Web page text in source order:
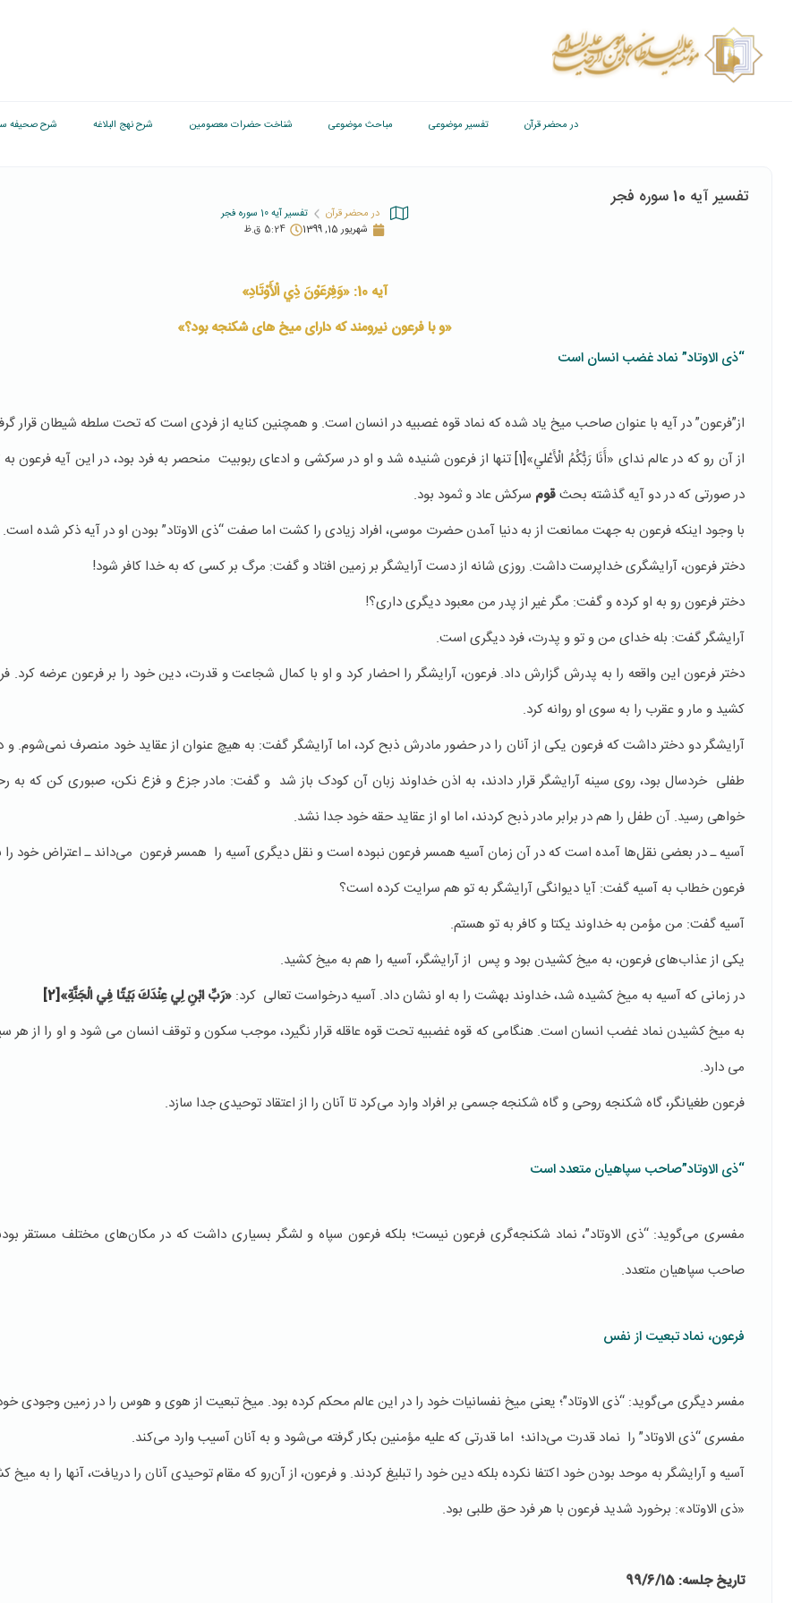
در محضر قرآن تفسیر موضوعی مباحث موضوعی شناخت حضرات معصومین شرح نهج البلاغه شرح صحیفه
تفسیر آیه 10 سوره فجر
در محضر قرآن
تفسیر آیه 10 سوره فجر
شهریور 15, 1399
5:24 ق.ظ
آیه 10: «وَفِرْعَوْنَ ذِي الْأَوْتَادِ»
«و با فرعون نیرومند که دارای میخ های شکنجه بود؟»
“ذی الاوتاد” نماد غضب انسان است
از”فرعون” در آیه با عنوان صاحب میخ یاد شده که نماد قوه غصبیه در انسان است. و همچنین کنایه از فردی است که تحت سلطه شیطان قرار
از آن رو که در عالم ندای «أَنَا رَبُّکُمُ الْأَعْلي»[1] تنها از فرعون شنیده شد و او در سرکشی و ادعای ربوبیت منحصر به فرد بود، در این آیه فرعون
در صورتی که در دو آیه گذشته بحثقوم سرکش عاد و ثمود بود.
با وجود اینکه فرعون به جهت ممانعت از به دنیا آمدن حضرت موسی، افراد زیادی را کشت اما صفت “ذی الاوتاد” بودن او در آیه ذکر شده است.
دختر فرعون، آرایشگری خداپرست داشت. روزی شانه از دست آرایشگر بر زمین افتاد و گفت: مرگ بر کسی که به خدا کافر شود!
دختر فرعون رو به او کرده و گفت: مگر غیر از پدر من معبود دیگری داری؟!
آرایشگر گفت: بله خدای من و تو و پدرت، فرد دیگری است.
دختر فرعون این واقعه را به پدرش گزارش داد. فرعون، آرایشگر را احضار کرد و او با کمال شجاعت و قدرت، دین خود را بر فرعون عرضه کرد.
کشید و مار و عقرب را به سوی او روانه کرد.
آرایشگر دو دختر داشت که فرعون یکی از آنان را در حضور مادرش ذبح کرد، اما آرایشگر گفت: به هیچ عنوان از عقاید خود منصرف نمی‌شوم. و
طفلی خردسال بود، روی سینه آرایشگر قرار دادند، به اذن خداوند زبان آن کودک باز شد و گفت: مادر جزع و فزع نکن، صبوری کن که به
خواهی رسید. آن طفل را هم در برابر مادر ذبح کردند، اما او از عقاید حقه خود جدا نشد.
آسیه ـ در بعضی نقل‌ها آمده است که در آن زمان آسیه همسر فرعون نبوده است و نقل دیگری آسیه را همسر فرعون می‌داند ـ اعتراض خود را به
فرعون خطاب به آسیه گفت: آیا دیوانگی آرایشگر به تو هم سرایت کرده است؟
آسیه گفت: من مؤمن به خداوند یکتا و کافر به تو هستم.
یکی از عذاب‌های فرعون، به میخ کشیدن بود و پس از آرایشگر، آسیه را هم به میخ کشید.
در زمانی که آسیه به میخ کشیده شد، خداوند بهشت را به او نشان داد. آسیه درخواست تعالی کرد: «رَبِّ ابْنِ لِي عِنْدَكَ بَيْتًا فِي الْجَنَّةِ»[2]
به میخ کشیدن نماد غضب انسان است. هنگامی که قوه غضبیه تحت قوه عاقله قرار نگیرد، موجب سکون و توقف انسان می شود و او را از هر
می دارد.
فرعون طغیانگر، گاه شکنجه روحی و گاه شکنجه جسمی بر افراد وارد می‌کرد تا آنان را از اعتقاد توحیدی جدا سازد.
“ذی الاوتاد”صاحب سپاهیان متعدد است
مفسری می‌گوید: “ذی الاوتاد”، نماد شکنجه‌گری فرعون نیست؛ بلکه فرعون سپاه و لشگر بسیاری داشت که در مکان‌های مختلف مستقر
صاحب سپاهیان متعدد.
فرعون، نماد تبعیت از نفس
مفسر دیگری می‌گوید: “ذی الاوتاد”؛ یعنی میخ نفسانیات خود را در این عالم محکم کرده بود. میخ تبعیت از هوی و هوس را در زمین وجودی
مفسری “ذی الاوتاد” را نماد قدرت می‌داند؛ اما قدرتی که علیه مؤمنین بکار گرفته می‌شود و به آنان آسیب وارد می‌کند.
آسیه و آرایشگر به موحد بودن خود اکتفا نکرده بلکه دین خود را تبلیغ کردند. و فرعون، از آن‌رو که مقام توحیدی آنان را دریافت، آنها را به میخ
«ذی الاوتاد»: برخورد شدید فرعون با هر فرد حق طلبی بود.
تاریخ جلسه: 99/6/15